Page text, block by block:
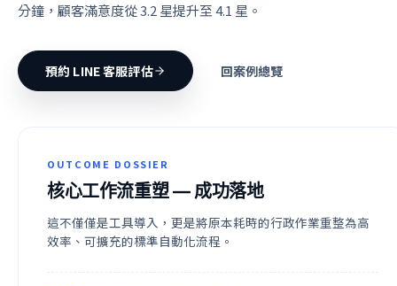
分鐘，顧客滿意度從 3.2 星提升至 4.1 星。
預約 LINE 客服評估 回案例總覽
OUTCOME DOSSIER
核心工作流重塑— 成功落地
這不僅僅是工具導入，更是將原本耗時的行政作業重整為高
效率、可擴充的標準自動化流程。